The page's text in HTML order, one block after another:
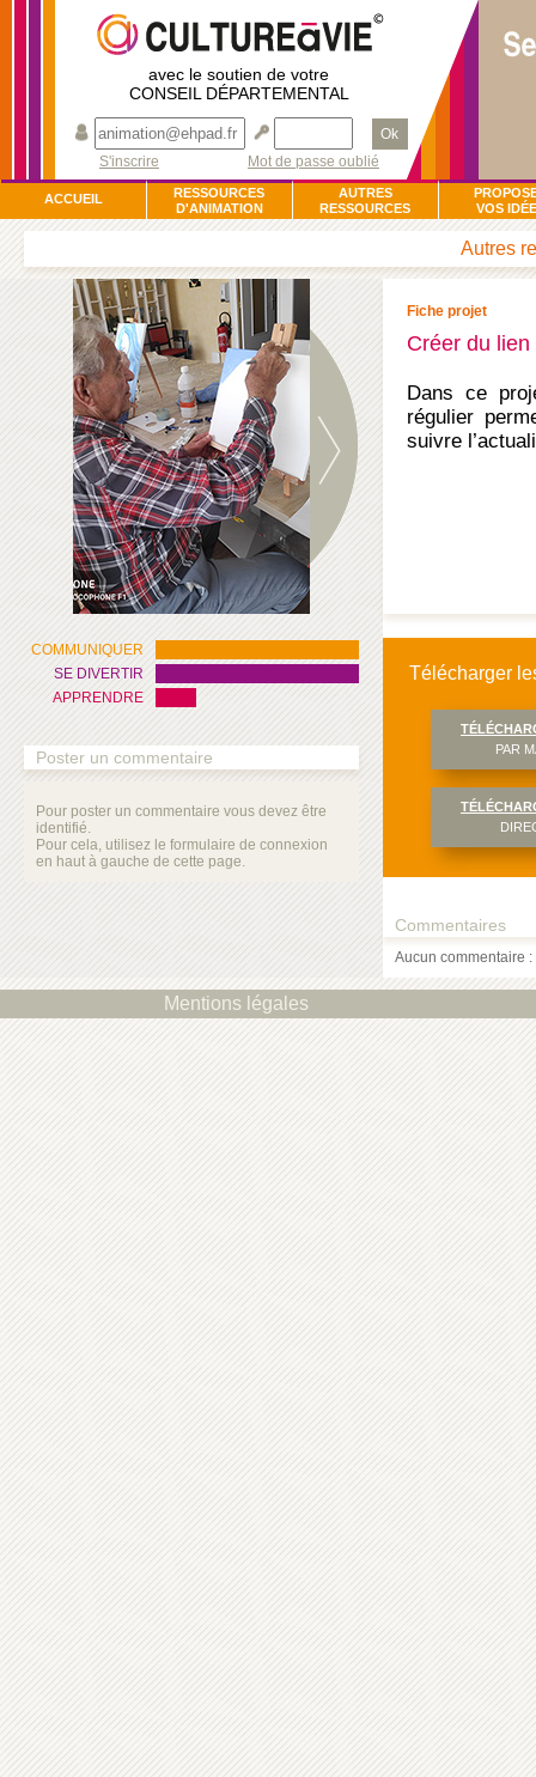
avec le soutien de votre
CONSEIL DÉPARTEMENTAL
Ok
S'inscrire
Mot de passe oublié
ACCUEIL
RESSOURCES
D'ANIMATION
AUTRES
RESSOURCES
VOS
Autres
COMMUNIQUER
SE DIVERTIR
APPRENDRE
Poster un commentaire
Pour poster un commentaire vous devez être
identifié.
Pour cela, utilisez le formulaire de connexion
en haut à gauche de cette page.
Fiche projet
Créer du
Dans ce
régulier
suivre
Télécharger
PAR
Commentaires
Aucun commentaire
Mentions légales